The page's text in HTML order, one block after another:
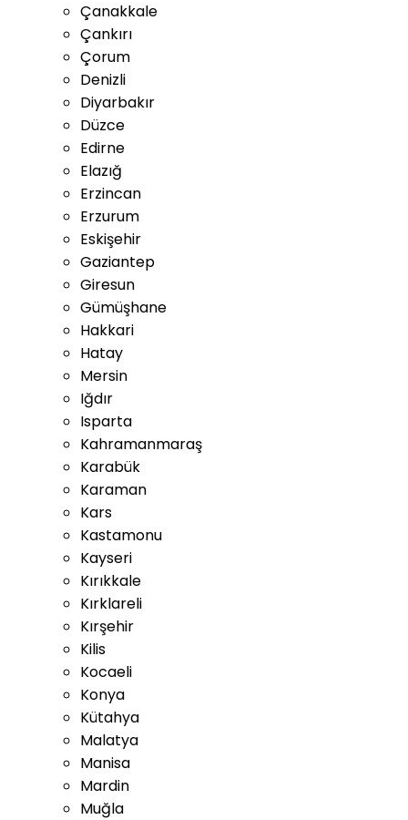
Çanakkale
Çankırı
Çorum
Denizli
Diyarbakır
Düzce
Edirne
Elazığ
Erzincan
Erzurum
Eskişehir
Gaziantep
Giresun
Gümüşhane
Hakkari
Hatay
Mersin
Iğdır
Isparta
Kahramanmaraş
Karabük
Karaman
Kars
Kastamonu
Kayseri
Kırıkkale
Kırklareli
Kırşehir
Kilis
Kocaeli
Konya
Kütahya
Malatya
Manisa
Mardin
Muğla